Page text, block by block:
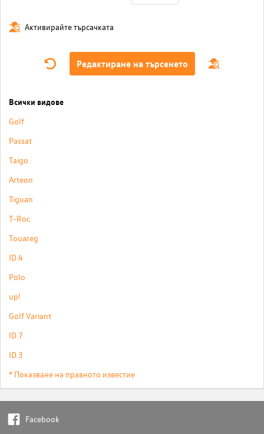
Активирайте търсачката
Редактиране на търсенето
Всички видове
Golf
Passat
Taigo
Arteon
Tiguan
T-Roc
Touareg
ID.4
Polo
up!
Golf Variant
ID.7
ID.3
* Показване на правното известие
Facebook